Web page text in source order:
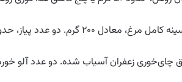
معادل ۲۰۰ گرم. دو عدد پیاز، حدود ۲۰۰ گرم.
زعفران آسیاب شده. دو عدد آلو